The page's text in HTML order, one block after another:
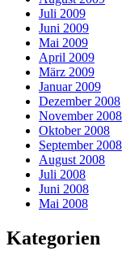
Juli 2009
Juni 2009
Mai 2009
April 2009
März 2009
Januar 2009
Dezember 2008
November 2008
Oktober 2008
September 2008
August 2008
Juli 2008
Juni 2008
Mai 2008
Kategorien